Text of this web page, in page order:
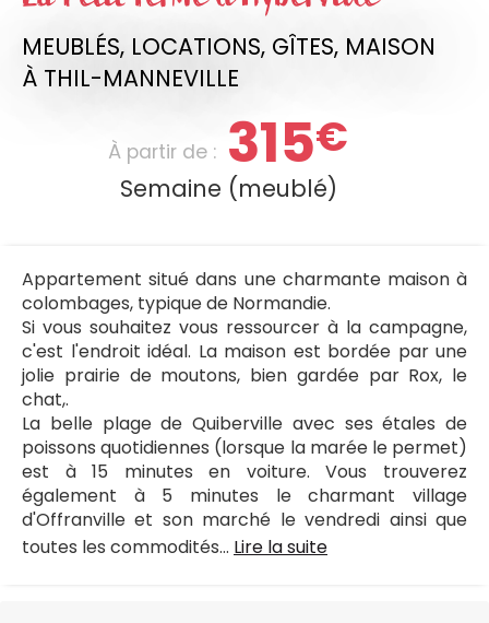
MEUBLÉS, LOCATIONS, GÎTES, MAISON
À THIL-MANNEVILLE
À partir de : 315€
Semaine (meublé)
Appartement situé dans une charmante maison à
colombages, typique de Normandie.
Si vous souhaitez vous ressourcer à la campagne,
c'est l'endroit idéal. La maison est bordée par une
jolie prairie de moutons, bien gardée par Rox, le
chat,.
La belle plage de Quiberville avec ses étales de
poissons quotidiennes (lorsque la marée le permet)
est à 15 minutes en voiture. Vous trouverez
également à 5 minutes le charmant village
d'Offranville et son marché le vendredi ainsi que
toutes les commodités... Lire la suite